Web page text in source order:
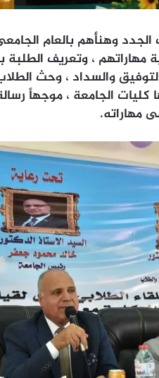
وهنأهم بالعام
مهاراتهم ، وتعريف
والسداد ، وحث
كليات الجامعة ، موجهاً
مهاراته.